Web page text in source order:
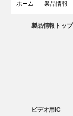
ホーム 製品情報
製品情報トップ
ビデオ用IC